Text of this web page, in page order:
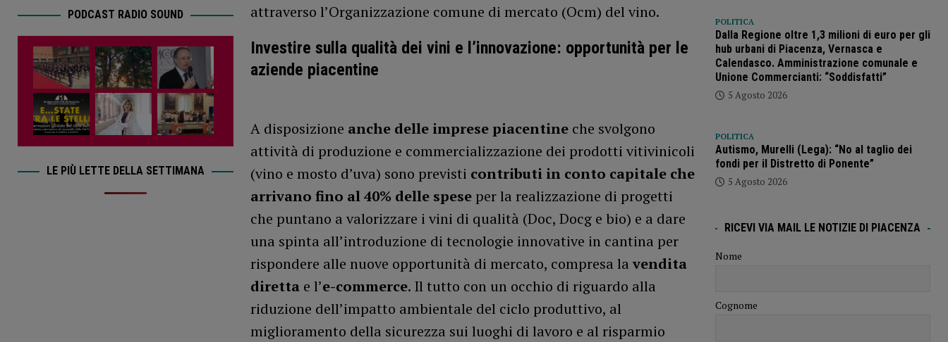
attraverso l’Organizzazione comune di mercato (Ocm) del vino.
Investire sulla qualità dei vini e l’innovazione: opportunità per le
aziende piacentine
A disposizione anche delle imprese piacentineche svolgono
attività di produzione e commercializzazione dei prodotti vitivinicoli
(vino e mosto d’uva) sono previsti contributi in conto capitale che
arrivano fino al 40% delle speseper la realizzazione di progetti
che puntano a valorizzare i vini di qualità (Doc, Docg e bio) e a dare
una spinta all’introduzione di tecnologie innovative in cantina per
rispondere alle nuove opportunità di mercato, compresa la vendita
direttae l’e-commerce. Il tutto con un occhio di riguardo alla
riduzione dell’impatto ambientale del ciclo produttivo, al
miglioramento della sicurezza sui luoghi di lavoro e al risparmio
PODCAST RADIO SOUND
LE PIÙ LETTE DELLA SETTIMANA
POLITICA
Dalla Regione oltre 1,3 milioni di euro per gli
hub urbani di Piacenza, Vernasca e
Calendasco. Amministrazione comunale e
Unione Commercianti: “Soddisfatti”
5 Agosto 2026
POLITICA
Autismo, Murelli (Lega): “No al taglio dei
fondi per il Distretto di Ponente”
5 Agosto 2026
RICEVI VIA MAIL LE NOTIZIE DI PIACENZA
Nome
Cognome